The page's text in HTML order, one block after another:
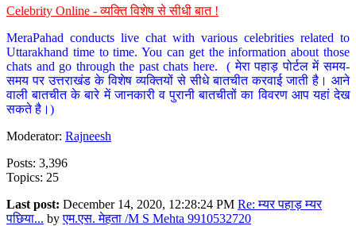
Celebrity Online - व्यक्ति विशेष से सीधी बात !
MeraPahad conducts live chat with various celebrities related to
Uttarakhand time to time. You can get the information about those
chats and go through the past chats here. ( मेरा पहाड़ पोर्टल में समय-
समय पर उत्तराखंड के विशेष व्यक्तियों से सीधे बातचीत करवाई जाती है। आने
वाली बातचीत के बारे में जानकारी व पुरानी बातचीतों का विवरण आप यहां देख
सकते है।)
Moderator: Rajneesh
Posts: 3,396
Topics: 25
Last post: December 14, 2020, 12:28:24 PM Re: म्यर पहाड़ म्यर
पछिया... byएम.एस. मेहता /M S Mehta 9910532720